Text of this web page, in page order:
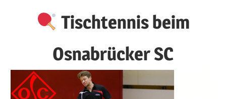
Tischtennis beim
Osnabrücker SC